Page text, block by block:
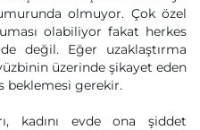
olmuyor. Çok özel
olabiliyor fakat herkes
değil. Eğer uzaklaştırma
üzerinde şikayet eden
beklemesi gerekir.
kadını evde ona şiddet